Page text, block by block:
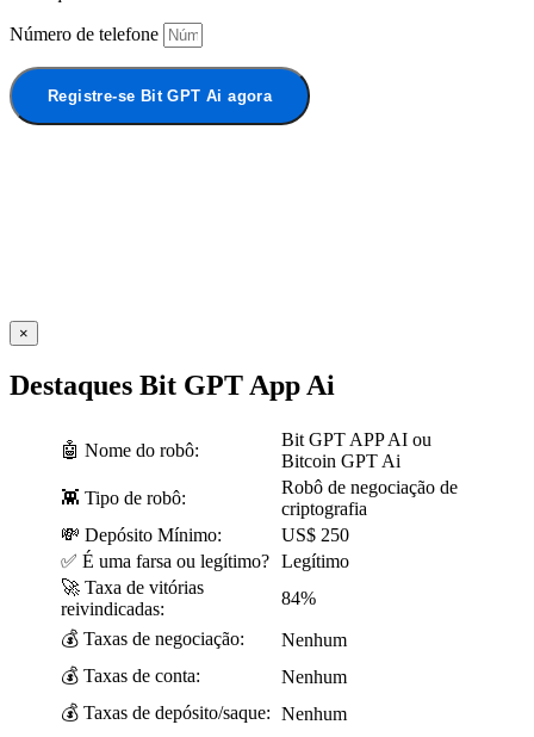
Número de telefone
Registre-se Bit GPT Ai agora
×
Destaques Bit GPT App Ai
🤖 Nome do robô:
Bit GPT APP AI ou
Bitcoin GPT Ai
👾 Tipo de robô:
Robô de negociação de
criptografia
💸 Depósito Mínimo:
US$ 250
✅ É uma farsa ou legítimo? Legítimo
🚀 Taxa de vitórias
reivindicadas:
84%
💰 Taxas de negociação:
Nenhum
💰 Taxas de conta:
Nenhum
💰 Taxas de depósito/saque: Nenhum